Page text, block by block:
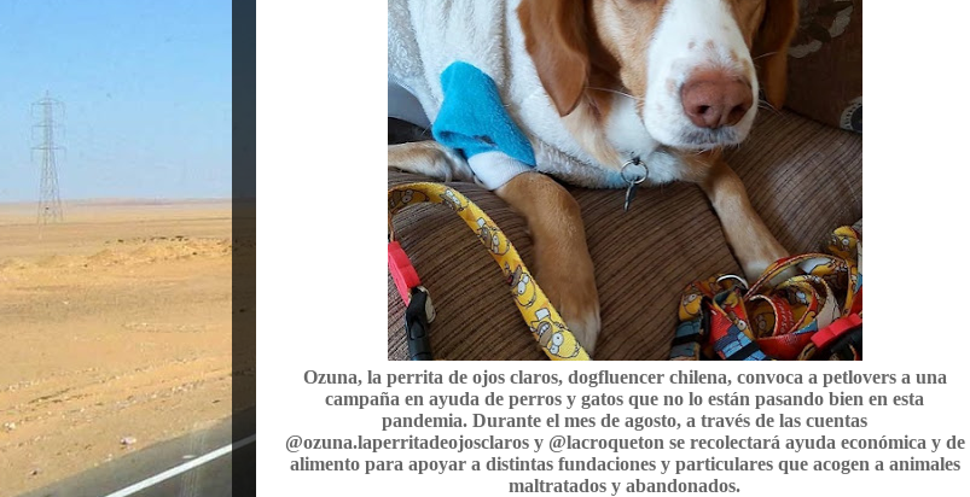
Ozuna, la perrita de ojos claros, dogfluencer chilena, convoca a petlovers a una
campaña en ayuda de perros y gatos que no lo están pasando bien en esta
pandemia. Durante el mes de agosto, a través de las cuentas
@ozuna.laperritadeojosclaros y @lacroqueton se recolectará ayuda económica y de
alimento para apoyar a distintas fundaciones y particulares que acogen a animales
maltratados y abandonados.